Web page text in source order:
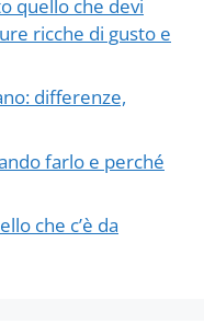
quello che devi
ricche di gusto e
differenze,
farlo e perché
che c’è da